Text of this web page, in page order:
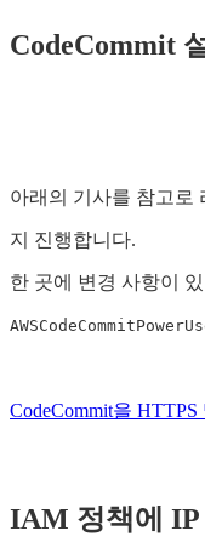
CodeCommit
아래의 기사를 참고로
지 진행합니다.
한 곳에 변경 사항이
CodeCommit을
IAM 정책에 IP